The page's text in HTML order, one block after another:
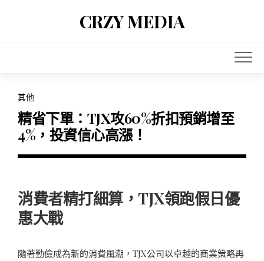
CRZY MEDIA
其他
精省下單：TJX攻60%折扣預銷增至
4%，投資信心高漲！
消費者精打細算，TJX領跑假日優
惠大戰
隨著勤儉成為新的消費風潮，TJX公司以卓越的商業策略再